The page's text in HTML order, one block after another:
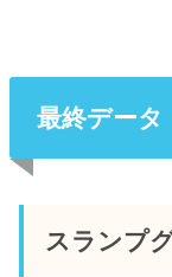
最終データ
スランプ